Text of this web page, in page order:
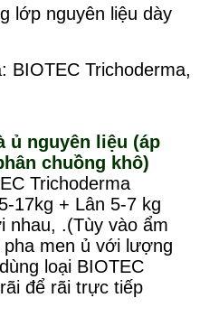
lớp nguyên liệu dày
BIOTEC Trichoderma,
ủ nguyên liệu (áp
chuồng khô)
Trichoderma
17kg + Lân 5-7 kg
nhau, .(Tùy vào ẩm
men ủ với lượng
loại BIOTEC
để rãi trực tiếp